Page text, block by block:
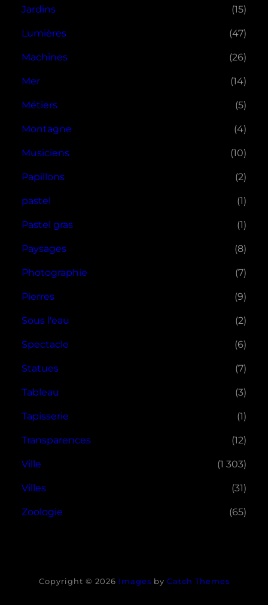
Jardins (15)
Lumières (47)
Machines (26)
Mer (14)
Métiers (5)
Montagne (4)
Musiciens (10)
Papillons (2)
pastel (1)
Pastel gras (1)
Paysages (8)
Photographie (7)
Pierres (9)
Sous l'eau (2)
Spectacle (6)
Statues (7)
Tableau (3)
Tapisserie (1)
Transparences (12)
Ville (1 303)
Villes (31)
Zoologie (65)
Copyright © 2026 Images by Catch Themes